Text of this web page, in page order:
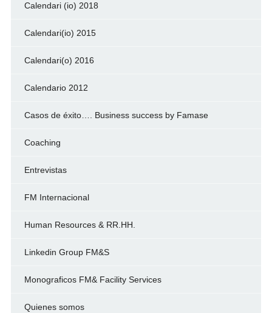
Calendari (io) 2018
Calendari(io) 2015
Calendari(o) 2016
Calendario 2012
Casos de éxito…. Business success by Famase
Coaching
Entrevistas
FM Internacional
Human Resources & RR.HH.
Linkedin Group FM&S
Monograficos FM& Facility Services
Quienes somos